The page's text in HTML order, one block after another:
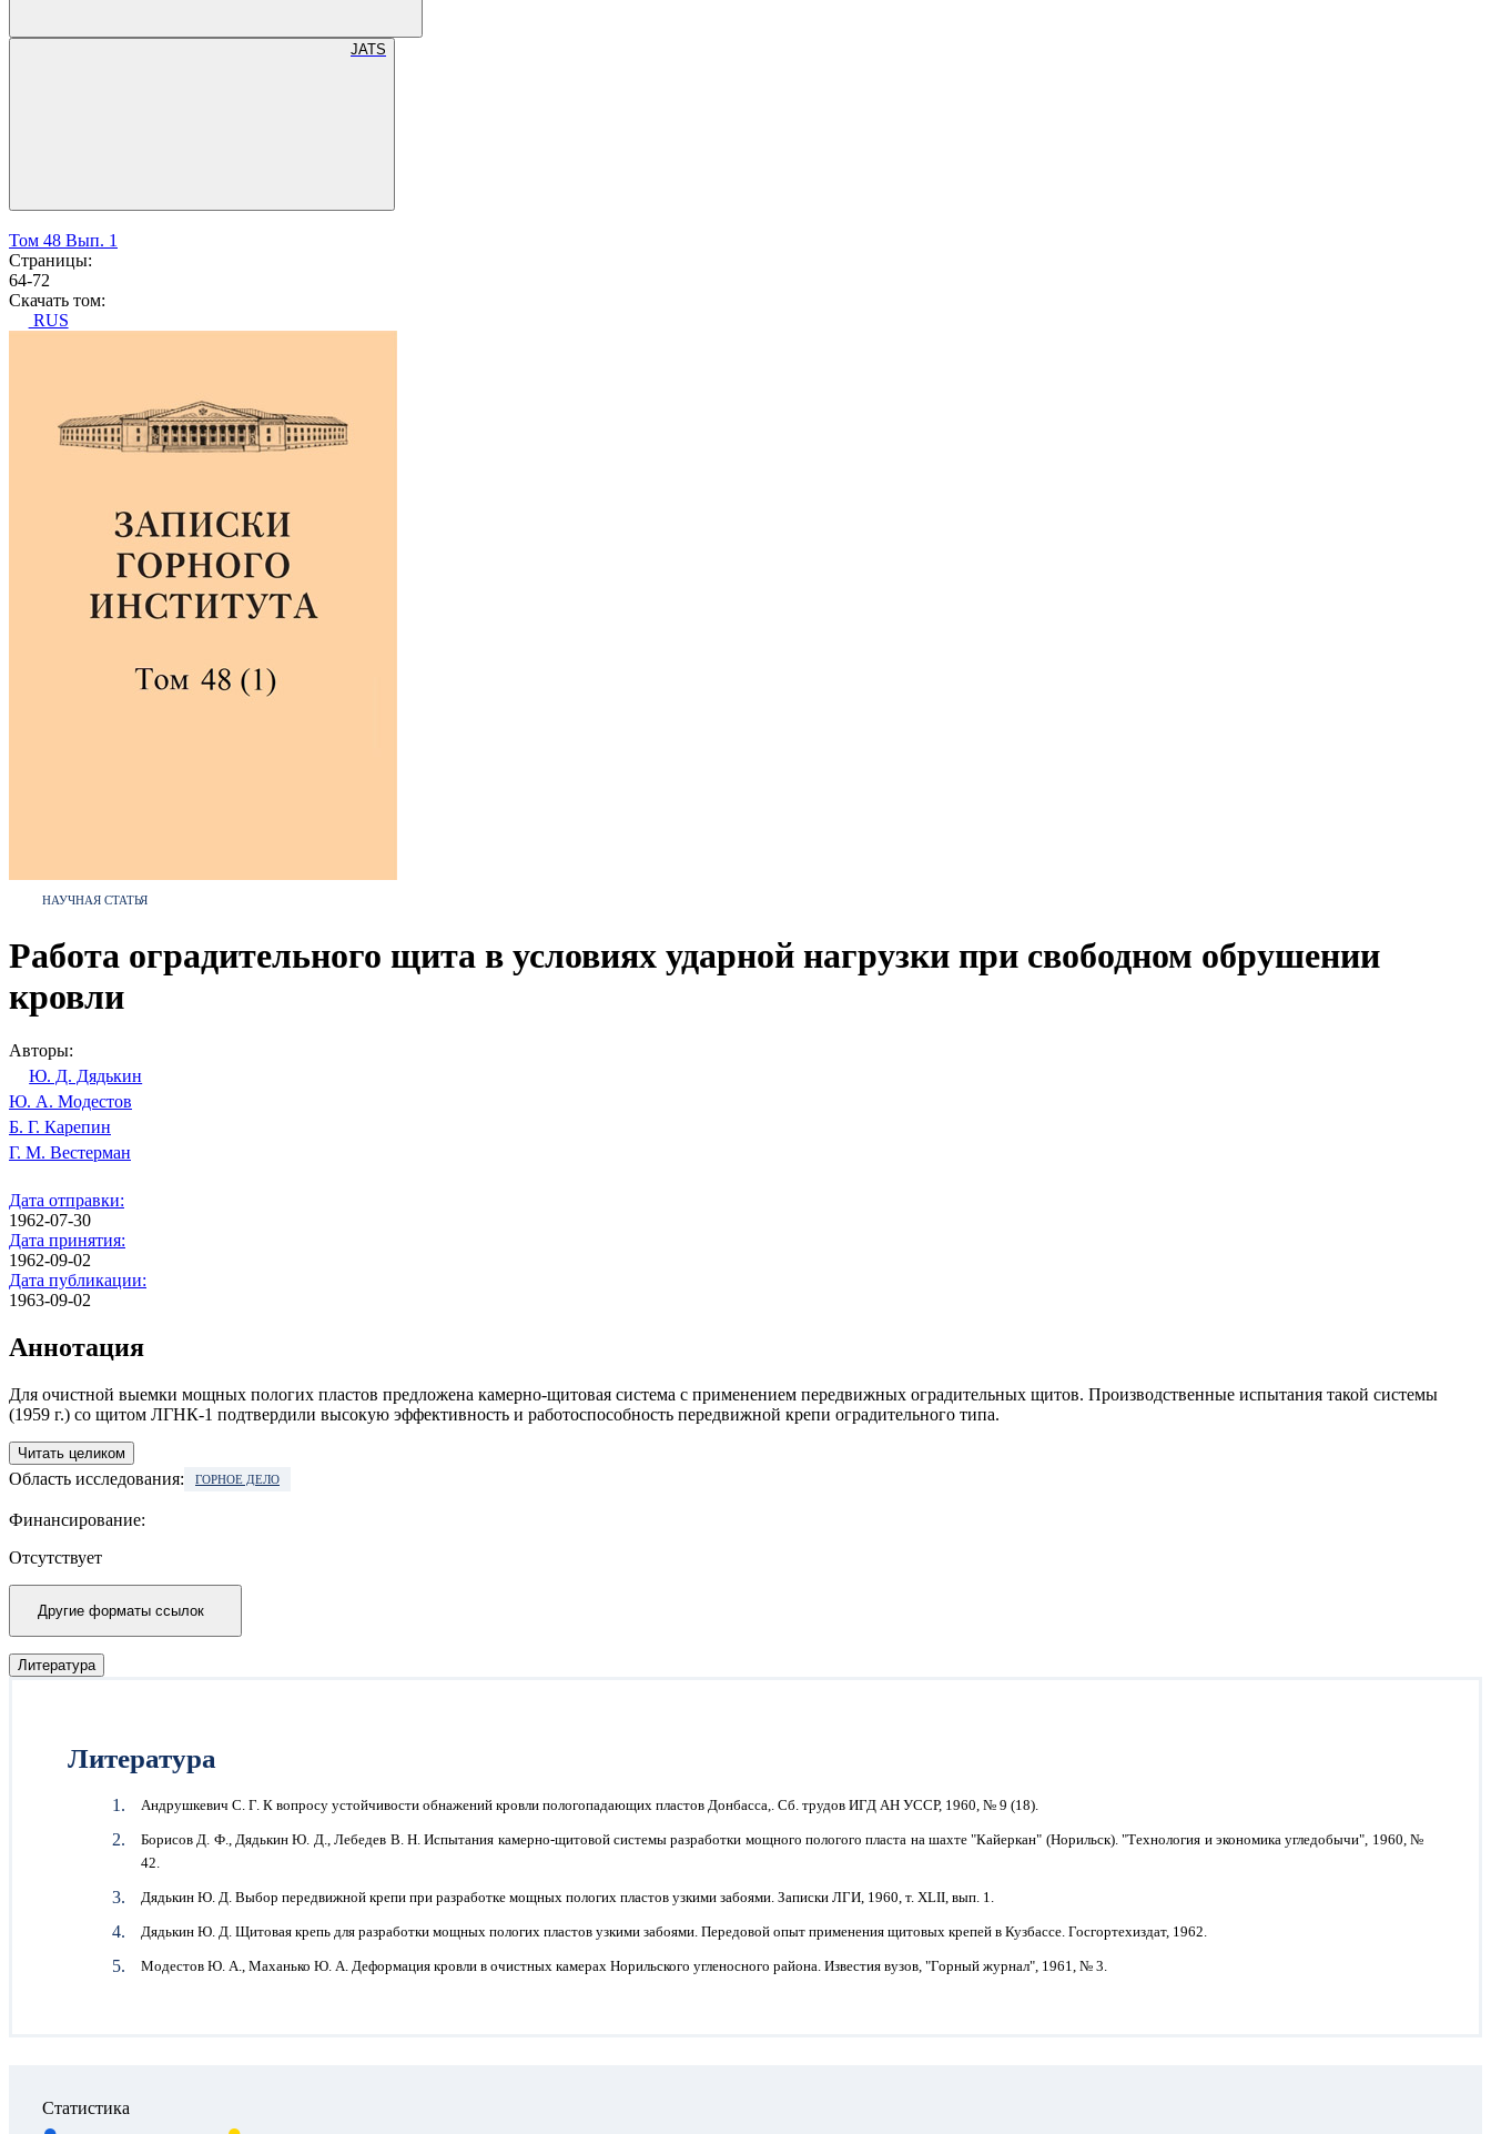
JATS
Том 48 Вып. 1
Страницы:
64-72
Скачать том:
RUS
НАУЧНАЯ СТАТЬЯ
Работа оградительного щита в условиях ударной нагрузки при свободном обрушении
кровли
Авторы:
Ю. Д. Дядькин
Ю. А. Модестов
Б. Г. Карепин
Г. М. Вестерман
Дата отправки:
1962-07-30
Дата принятия:
1962-09-02
Дата публикации:
1963-09-02
Аннотация
Для очистной выемки мощных пологих пластов предложена камерно-щитовая система с применением передвижных оградительных щитов. Производственные испытания такой системы
(1959 г.) со щитом ЛГНК-1 подтвердили высокую эффективность и работоспособность передвижной крепи оградительного типа.
Читать целиком
Область исследования: ГОРНОЕ ДЕЛО
Финансирование:
Отсутствует
Другие форматы ссылок
Литература
Литература
Андрушкевич С. Г. К вопросу устойчивости обнажений кровли пологопадающих пластов Донбасса,. Сб. трудов ИГД АН УССР, 1960, № 9 (18).
Борисов Д. Ф., Дядькин Ю. Д., Лебедев В. Н. Испытания камерно-щитовой системы разработки мощного пологого пласта на шахте "Кайеркан" (Норильск). "Технология и экономика угледобычи", 1960, №
42.
Дядькин Ю. Д. Выбор передвижной крепи при разработке мощных пологих пластов узкими забоями. Записки ЛГИ, 1960, т. XLII, вып. 1.
Дядькин Ю. Д. Щитовая крепь для разработки мощных пологих пластов узкими забоями. Передовой опыт применения щитовых крепей в Кузбассе. Госгортехиздат, 1962.
Модестов Ю. А., Маханько Ю. А. Деформация кровли в очистных камерах Норильского угленосного района. Известия вузов, "Горный журнал", 1961, № 3.
Статистика